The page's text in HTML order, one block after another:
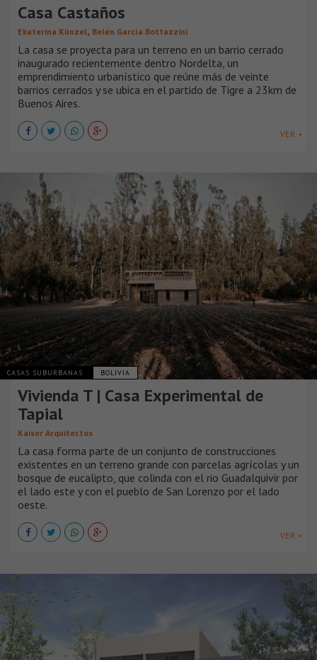
Casa Castaños
Ekaterina Künzel, Belén García Bottazzini
La casa se proyecta para un terreno en un barrio cerrado
inaugurado recientemente dentro Nordelta, un
emprendimiento urbanístico que reúne más de veinte
barrios cerrados y se ubica en el partido de Tigre a 23km de
Buenos Aires.
VER +
CASAS SUBURBANAS BOLIVIA
Vivienda T | Casa Experimental de
Tapial
Kaiser Arquitectos
La casa forma parte de un conjunto de construcciones
existentes en un terreno grande con parcelas agrícolas y un
bosque de eucalipto, que colinda con el rio Guadalquivir por
el lado este y con el pueblo de San Lorenzo por el lado
oeste.
VER +